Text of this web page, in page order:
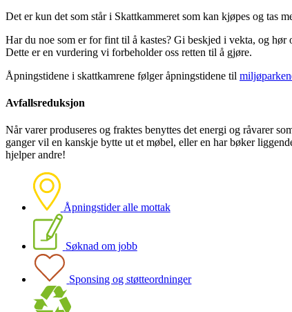
Det er kun det som står i Skattkammeret som kan kjøpes og tas
Har du noe som er for fint til å kastes? Gi beskjed i vekta, og
Dette er en vurdering vi forbeholder oss retten til å gjøre.
Åpningstidene i skattkamrene følger åpningstidene til
Avfallsreduksjon
Når varer produseres og fraktes benyttes det energi og råvarer
ganger vil en kanskje bytte ut et møbel, eller en har bøker
hjelper andre!
Åpningstider alle mottak
Søknad om jobb
Sponsing og støtteordninger